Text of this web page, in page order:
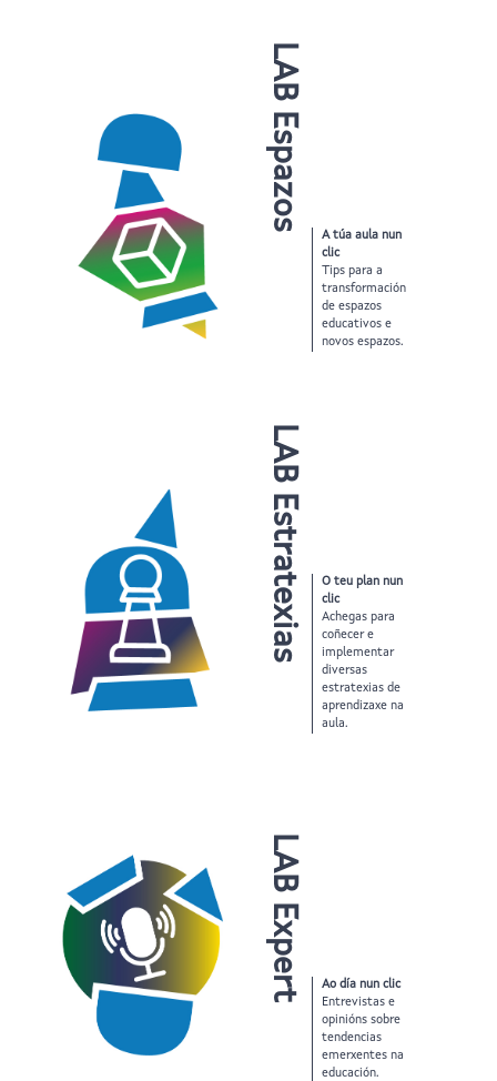
LAB Espazos
A túa aula nun
clic
Tips para a
transformación
de espazos
educativos e
novos espazos.
LAB Estratexias
O teu plan nun
clic
Achegas para
coñecer e
implementar
diversas
estratexias de
aprendizaxe na
aula.
LAB Expert
Ao día nun clic
Entrevistas e
opinións sobre
tendencias
emerxentes na
educación.